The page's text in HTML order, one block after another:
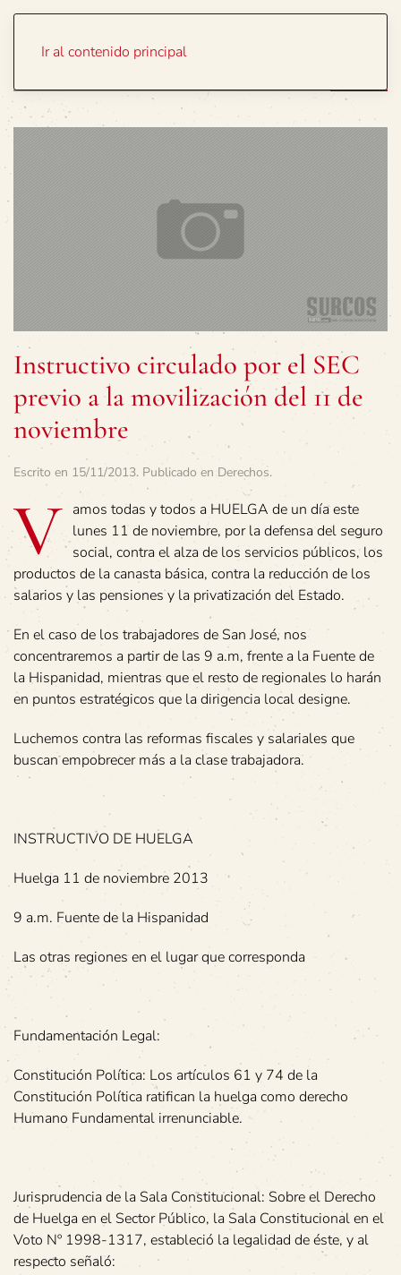
Ir al contenido principal
Instructivo circulado por el SEC
previo a la movilización del 11 de
noviembre
Escrito en 15/11/2013. Publicado en Derechos.
V amos todas y todos a HUELGA de un día este
lunes 11 de noviembre, por la defensa del seguro
social, contra el alza de los servicios públicos, los
productos de la canasta básica, contra la reducción de los
salarios y las pensiones y la privatización del Estado.
En el caso de los trabajadores de San José, nos
concentraremos a partir de las 9 a.m, frente a la Fuente de
la Hispanidad, mientras que el resto de regionales lo harán
en puntos estratégicos que la dirigencia local designe.
Luchemos contra las reformas fiscales y salariales que
buscan empobrecer más a la clase trabajadora.
INSTRUCTIVO DE HUELGA
Huelga 11 de noviembre 2013
9 a.m. Fuente de la Hispanidad
Las otras regiones en el lugar que corresponda
Fundamentación Legal:
Constitución Política: Los artículos 61 y 74 de la
Constitución Política ratifican la huelga como derecho
Humano Fundamental irrenunciable.
Jurisprudencia de la Sala Constitucional: Sobre el Derecho
de Huelga en el Sector Público, la Sala Constitucional en el
Voto Nº 1998-1317, estableció la legalidad de éste, y al
respecto señaló: